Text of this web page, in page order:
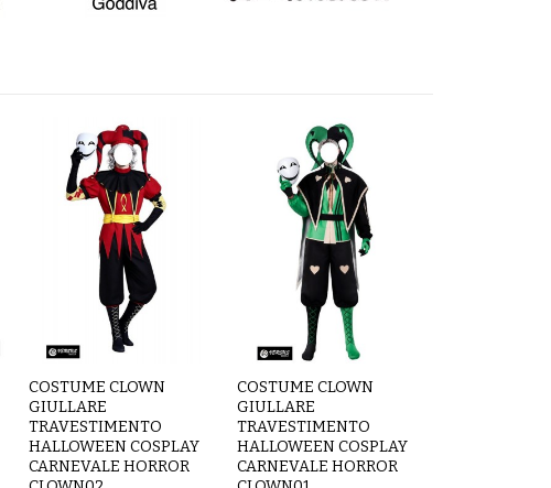
COSTUME CLOWN
GIULLARE
TRAVESTIMENTO
HALLOWEEN COSPLAY
CARNEVALE HORROR
COSTUME CLOWN
GIULLARE
TRAVESTIMENTO
HALLOWEEN COSPLAY
CARNEVALE HORROR